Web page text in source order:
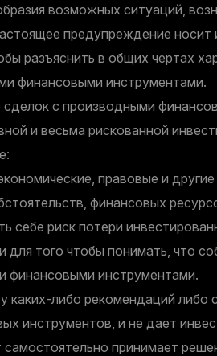
возможных ситуаций,
предупреждение носит
разъяснить в общих чертах
финансовыми инструментами.
сделок с производными
и весьма рискованной
правовые и другие
финансовых
себе риск потери
того чтобы понимать, что
финансовыми инструментами.
каких-либо рекомендаций либо
инструментов, и не дает
принимает